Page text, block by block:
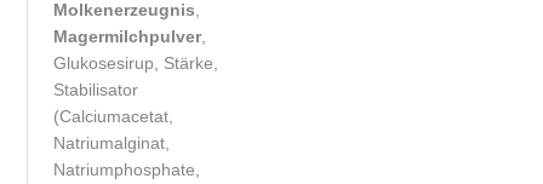
Molkenerzeugnis
Magermilchpulver,
Glukosesirup, Stärke,
Stabilisator
(Calciumacetat,
Natriumalginat,
Natriumphosphate,